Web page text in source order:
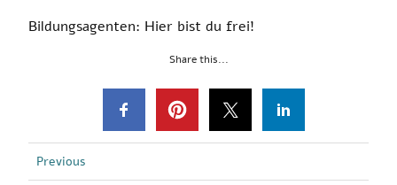
Bildungsagenten: Hier bist du frei!
Share this...
Previous